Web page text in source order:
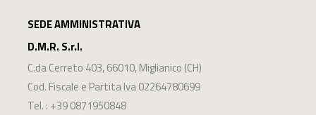
SEDE AMMINISTRATIVA
D.M.R. S.r.l.
C.da Cerreto 403,66010,Miglianico (CH)
Cod. Fiscale e Partita Iva 02264780699
Tel. : +39 0871950848